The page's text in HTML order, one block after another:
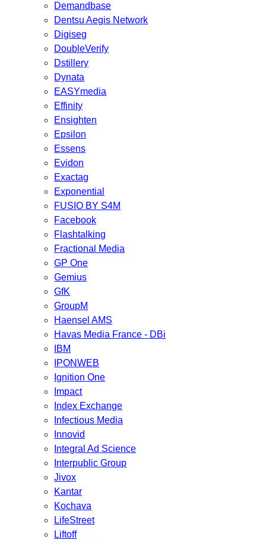
Demandbase
Dentsu Aegis Network
Digiseg
DoubleVerify
Dstillery
Dynata
EASYmedia
Effinity
Ensighten
Epsilon
Essens
Evidon
Exactag
Exponential
FUSIO BY S4M
Facebook
Flashtalking
Fractional Media
GP One
Gemius
GfK
GroupM
Haensel AMS
Havas Media France - DBi
IBM
IPONWEB
Ignition One
Impact
Index Exchange
Infectious Media
Innovid
Integral Ad Science
Interpublic Group
Jivox
Kantar
Kochava
LifeStreet
Liftoff